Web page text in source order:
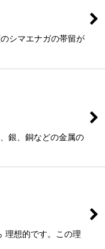
シマエナガの帯留が
銀、銅などの金属の
理想的です。この理